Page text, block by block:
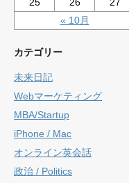
« 10月
カテゴリー
未来日記
Webマーケティング
MBA/Startup
iPhone / Mac
オンライン英会話
政治 / Politics